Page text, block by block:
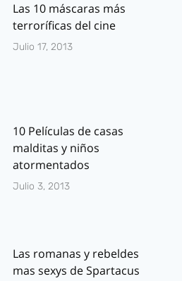
Las 10 máscaras más
terroríficas del cine
Julio 17, 2013
10 Películas de casas
malditas y niños
atormentados
Julio 3, 2013
Las romanas y rebeldes
mas sexys de Spartacus